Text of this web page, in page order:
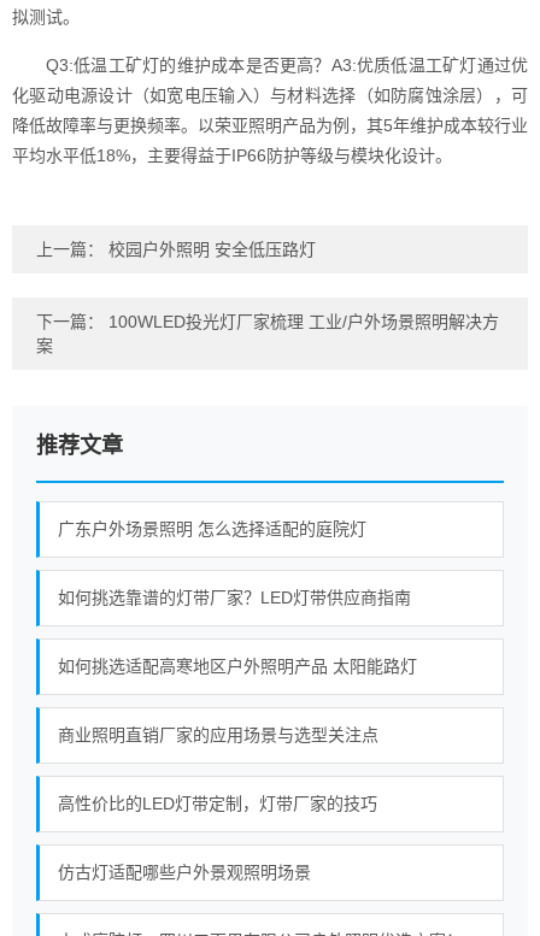
拟测试。
Q3:低温工矿灯的维护成本是否更高？A3:优质低温工矿灯通过优
化驱动电源设计（如宽电压输入）与材料选择（如防腐蚀涂层），可
降低故障率与更换频率。以荣亚照明产品为例，其5年维护成本较行业
平均水平低18%，主要得益于IP66防护等级与模块化设计。
上一篇： 校园户外照明 安全低压路灯
下一篇： 100WLED投光灯厂家梳理 工业/户外场景照明解决方
案
推荐文章
广东户外场景照明 怎么选择适配的庭院灯
如何挑选靠谱的灯带厂家？LED灯带供应商指南
如何挑选适配高寒地区户外照明产品 太阳能路灯
商业照明直销厂家的应用场景与选型关注点
高性价比的LED灯带定制，灯带厂家的技巧
仿古灯适配哪些户外景观照明场景